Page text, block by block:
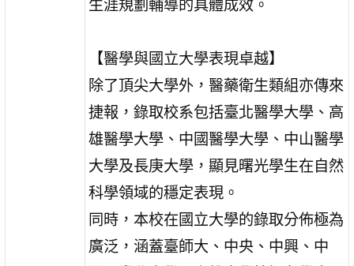
生涯規劃輔導的具體成效。
【醫學與國立大學表現卓越】
除了頂尖大學外，醫藥衛生類組亦傳來
捷報，錄取校系包括臺北醫學大學、高
雄醫學大學、中國醫學大學、中山醫學
大學及長庚大學，顯見曙光學生在自然
科學領域的穩定表現。
同時，本校在國立大學的錄取分佈極為
廣泛，涵蓋臺師大、中央、中興、中